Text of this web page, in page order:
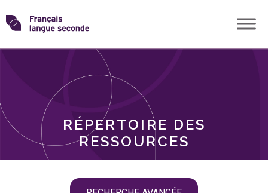
Skip
toTransformons
langue
RÉPERTOIRE DES
RESSOURCES
THÈMES